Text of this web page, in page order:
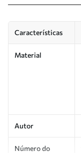
Características
Material
Autor
Número do